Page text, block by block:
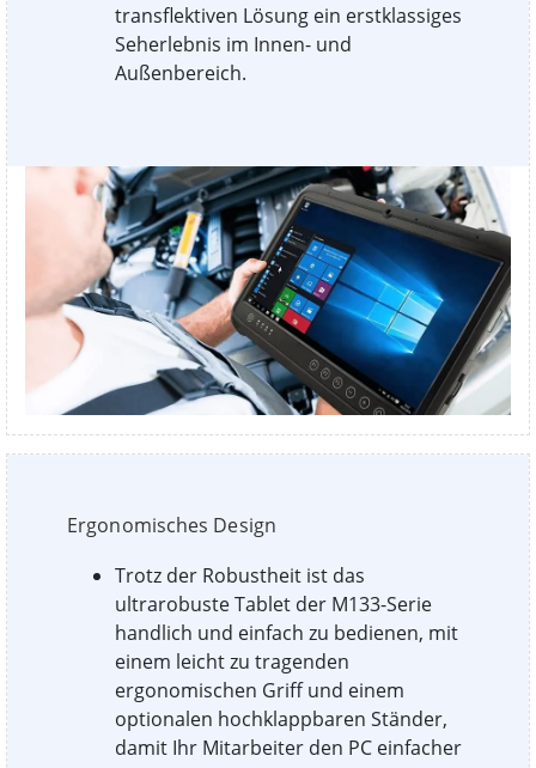
transflektiven Lösung ein erstklassiges
Seherlebnis im Innen- und
Außenbereich.
Ergonomisches Design
Trotz der Robustheit ist das
ultrarobuste Tablet der M133-Serie
handlich und einfach zu bedienen, mit
einem leicht zu tragenden
ergonomischen Griff und einem
optionalen hochklappbaren Ständer,
damit Ihr Mitarbeiter den PC einfacher